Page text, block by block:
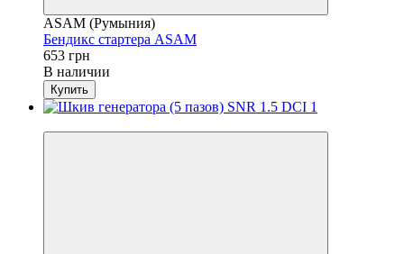
ASAM (Румыния)
Бендикс стартера ASAM
653 грн
В наличии
Купить